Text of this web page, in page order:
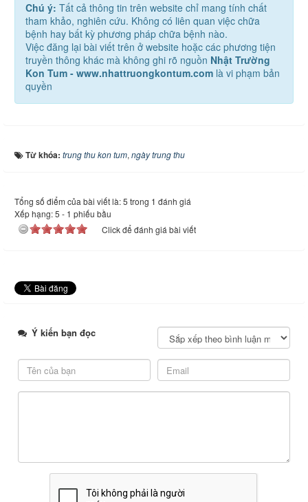
Chú ý: Tất cả thông tin trên website chỉ mang tính chất
tham khảo, nghiên cứu. Không có liên quan việc chữa
bệnh hay bất kỳ phương pháp chữa bệnh nào.
Việc đăng lại bài viết trên ở website hoặc các phương tiện
truyền thông khác mà không ghi rõ nguồn Nhật Trường
Kon Tum - www.nhattruongkontum.com là vi phạm bản
quyền
Từ khóa: trung thu kon tum,ngày trung thu
Tổng số điểm của bài viết là: 5 trong 1 đánh giá
Xếp hạng:5 - 1 phiếu bầu
Click để đánh giá bài viết
Ý kiến bạn đọc